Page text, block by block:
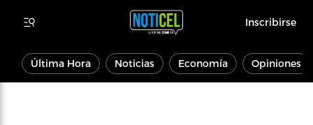
Inscribirse
Última Hora Noticias Economía Opiniones